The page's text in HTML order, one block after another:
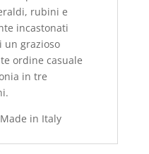
rubini e
incastonati
un grazioso
ordine casuale
in tre
in Italy